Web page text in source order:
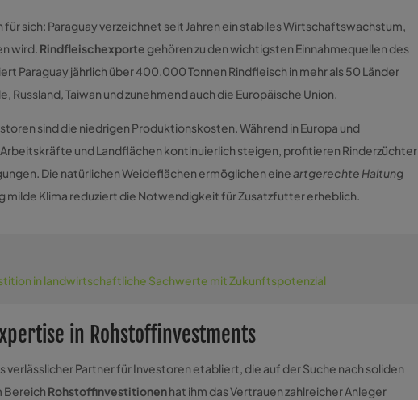
sich: Paraguay verzeichnet seit Jahren ein stabiles Wirtschaftswachstum,
wird. Rindfleischexporte gehören zu den wichtigsten Einnahmequellen des
Paraguay jährlich über 400.000 Tonnen Rindfleisch in mehr als 50 Länder
Taiwan und zunehmend auch die Europäische Union.
sind die niedrigen Produktionskosten. Während in Europa und
und Landflächen kontinuierlich steigen, profitieren Rinderzüchter
Die natürlichen Weideflächen ermöglichen eineartgerechte Haltung
milde Klima reduziert die Notwendigkeit für Zusatzfutter erheblich.
in landwirtschaftliche Sachwerte mit Zukunftspotenzial
in Rohstoffinvestments
verlässlicher Partner für Investoren etabliert, die auf der Suche nach soliden
Bereich Rohstoffinvestitionenhat ihm das Vertrauen zahlreicher Anleger